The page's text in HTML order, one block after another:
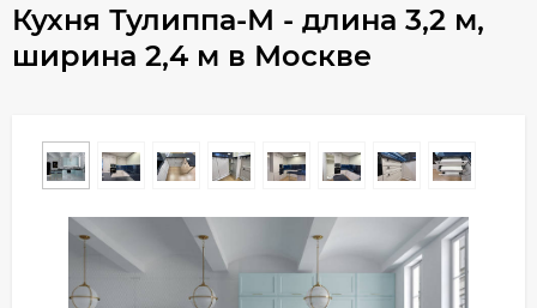
Кухня Тулиппа-М - длина 3,2 м,
ширина 2,4 м в Москве